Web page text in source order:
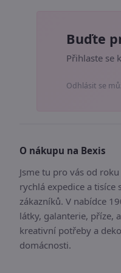
Buďte
Přihlaste se
Odhlásit se
O nákupu na Bexis
Jsme tu pro vás od
rychlá expedice a tisíce
zákazníků. V nabídce
látky, galanterie, příze,
kreativní potřeby a
domácnosti.